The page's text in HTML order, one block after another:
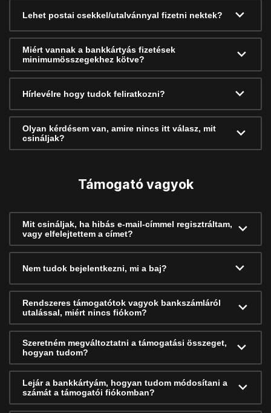
Lehet postai csekkel/utalvánnyal fizetni nektek?
Miért vannak a bankkártyás fizetések
minimumösszegekhez kötve?
Hírlevélre hogy tudok feliratkozni?
Olyan kérdésem van, amire nincs itt válasz, mit
csináljak?
Támogató vagyok
Mit csináljak, ha hibás e-mail-címmel regisztráltam,
vagy elfelejtettem a címet?
Nem tudok bejelentkezni, mi a baj?
Rendszeres támogatótok vagyok bankszámláról
utalással, miért nincs fiókom?
Szeretném megváltoztatni a támogatási összeget,
hogyan tudom?
Lejár a bankkártyám, hogyan tudom módosítani a
számát a támogatói fiókomban?